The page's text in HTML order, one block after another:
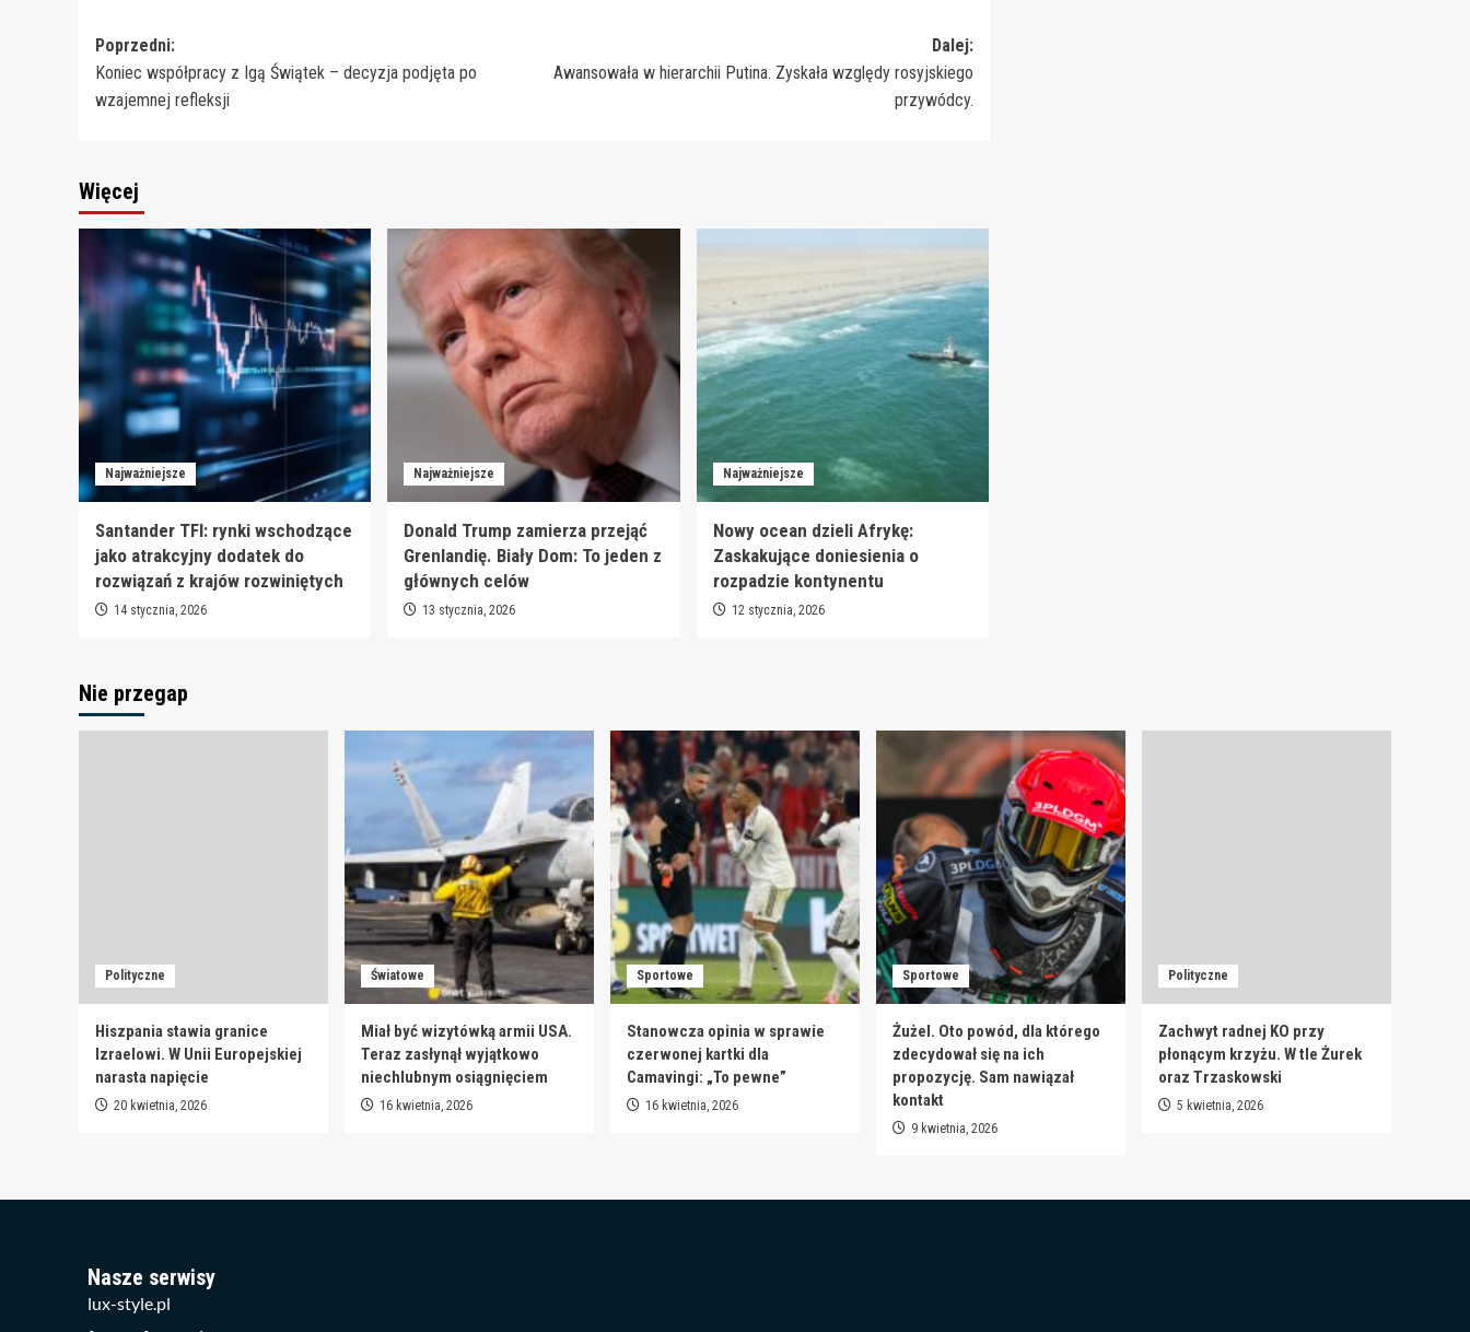
Zobacz
wpisy
Poprzedni:
Koniec współpracy z Igą Świątek – decyzja podjęta po
wzajemnej refleksji
Dalej:
Awansowała w hierarchii Putina. Zyskała względy rosyjskiego
przywódcy.
Więcej
Najważniejsze
Santander TFI: rynki wschodzące
jako atrakcyjny dodatek do
rozwiązań z krajów rozwiniętych
14 stycznia, 2026
Najważniejsze
Donald Trump zamierza przejąć
Grenlandię. Biały Dom: To jeden z
głównych celów
13 stycznia, 2026
Najważniejsze
Nowy ocean dzieli Afrykę:
Zaskakujące doniesienia o
rozpadzie kontynentu
12 stycznia, 2026
Nie przegap
Polityczne
Hiszpania stawia granice
Izraelowi. W Unii Europejskiej
narasta napięcie
20 kwietnia, 2026
Światowe
Miał być wizytówką armii USA.
Teraz zasłynął wyjątkowo
niechlubnym osiągnięciem
16 kwietnia, 2026
Sportowe
Stanowcza opinia w sprawie
czerwonej kartki dla
Camavingi: „To pewne”
16 kwietnia, 2026
Sportowe
Żużel. Oto powód, dla którego
zdecydował się na ich
propozycję. Sam nawiązał
kontakt
9 kwietnia, 2026
Polityczne
Zachwyt radnej KO przy
płonącym krzyżu. W tle Żurek
oraz Trzaskowski
5 kwietnia, 2026
Nasze serwisy
lux-style.pl